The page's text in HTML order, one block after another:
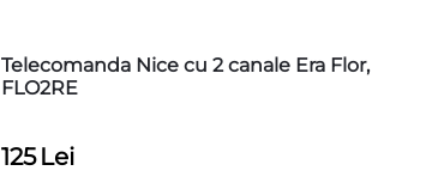
Telecomanda Nice cu 2 canale Era Flor,
FLO2RE
125 Lei